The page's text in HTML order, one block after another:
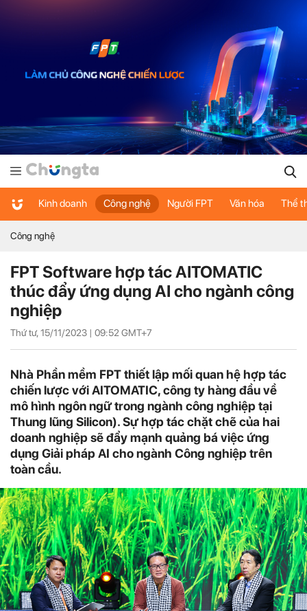
Kinh doanh Công nghệ Người FPT Văn hóa Thể
Công nghệ
FPT Software hợp tác AITOMATIC
thúc đẩy ứng dụng AI cho ngành công
nghiệp
Thứ tư, 15/11/2023 | 09:52 GMT+7
Nhà Phần mềm FPT thiết lập mối quan hệ hợp tác
chiến lược với AITOMATIC, công ty hàng đầu về
mô hình ngôn ngữ trong ngành công nghiệp tại
Thung lũng Silicon). Sự hợp tác chặt chẽ của hai
doanh nghiệp sẽ đẩy mạnh quảng bá việc ứng
dụng Giải pháp AI cho ngành Công nghiệp trên
toàn cầu.